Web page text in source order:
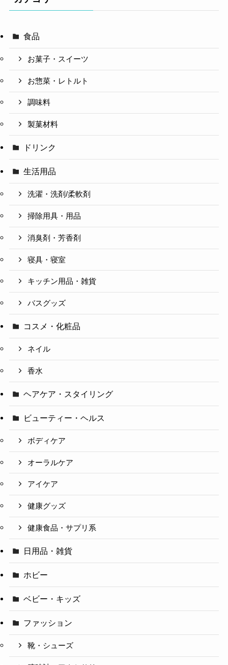
食品
お菓子・スイーツ
お惣菜・レトルト
調味料
製菓材料
ドリンク
生活用品
洗濯・洗剤/柔軟剤
掃除用具・用品
消臭剤・芳香剤
寝具・寝室
キッチン用品・雑貨
バスグッズ
コスメ・化粧品
ネイル
香水
ヘアケア・スタイリング
ビューティー・ヘルス
ボディケア
オーラルケア
アイケア
健康グッズ
健康食品・サプリ系
日用品・雑貨
ホビー
ベビー・キッズ
ファッション
靴・シューズ